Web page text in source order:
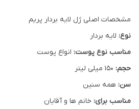
مشخصات اصلی ژل لایه بردار پریم
نوع: لایه بردار
مناسب نوع پوست: انواع پوست
حجم:
سن: همه سنین
مناسب برای: خانم ها و آقایان